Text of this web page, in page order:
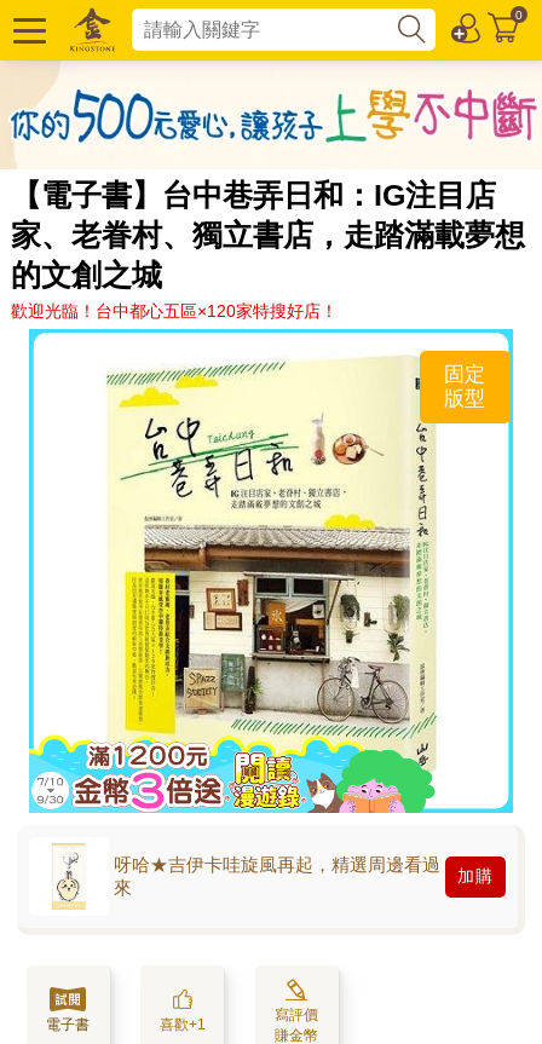
0
【電子書】台中巷弄日和：IG注目店
家、老眷村、獨立書店，走踏滿載夢想
的文創之城
歡迎光臨！台中都心五區×120家特搜好店！
固定
版型
呀哈★吉伊卡哇旋風再起，精選周邊看過
來
加購
電子書 喜歡+1
寫評價
賺金幣